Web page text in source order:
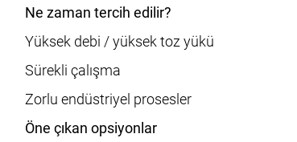
Ne zaman tercih edilir?
Yüksek debi / yüksek toz yükü
Sürekli çalışma
Zorlu endüstriyel prosesler
Öne çıkan opsiyonlar